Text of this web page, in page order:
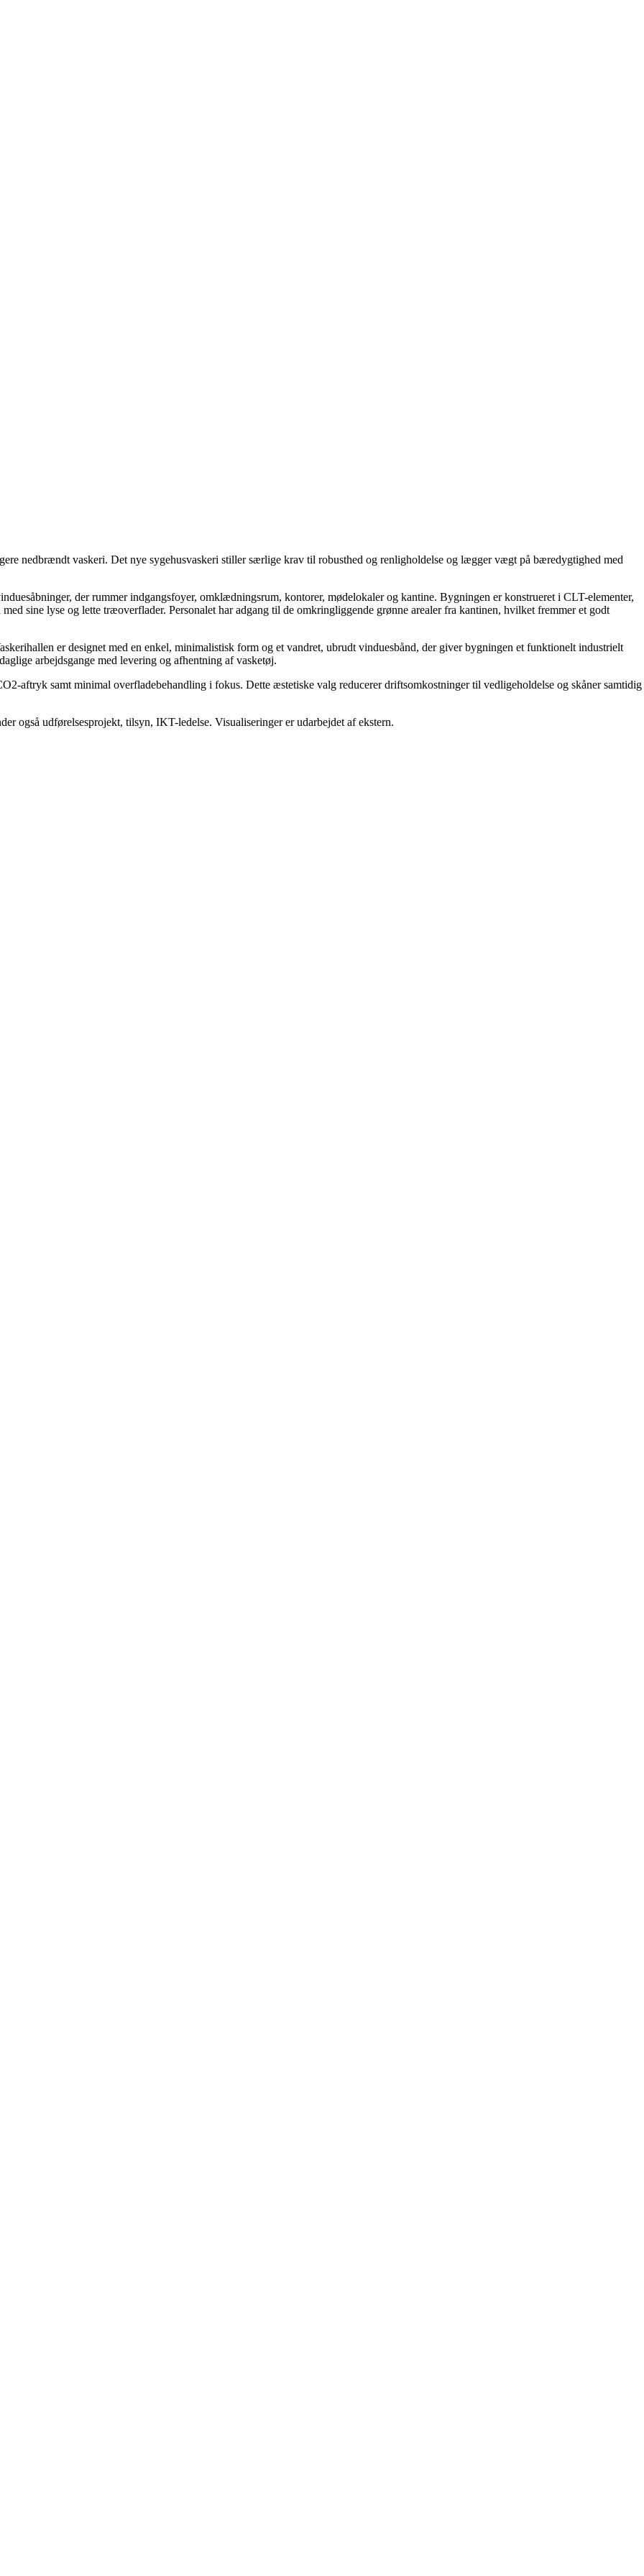
nedbrændt vaskeri. Det nye sygehusvaskeri stiller særlige krav til robusthed og renligholdelse og lægger vægt på bæredygtighed med
der rummer indgangsfoyer, omklædningsrum, kontorer, mødelokaler og kantine. Bygningen er konstrueret i CLT-elementer,
sine lyse og lette træoverflader. Personalet har adgang til de omkringliggende grønne arealer fra kantinen, hvilket fremmer et godt
er designet med en enkel, minimalistisk form og et vandret, ubrudt vinduesbånd, der giver bygningen et funktionelt industrielt
arbejdsgange med levering og afhentning af vasketøj.
aftryk samt minimal overfladebehandling i fokus. Dette æstetiske valg reducerer driftsomkostninger til vedligeholdelse og skåner samtidig
også udførelsesprojekt, tilsyn, IKT-ledelse. Visualiseringer er udarbejdet af ekstern.